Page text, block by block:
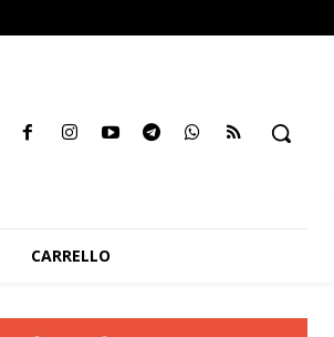
CARRELLO